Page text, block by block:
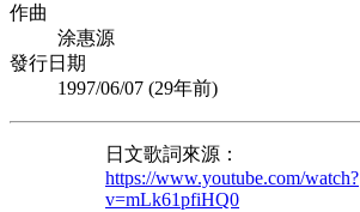
作曲
涂惠源
發行日期
1997/06/07 (29年前)
日文歌詞來源：
https://www.youtube.com/watch?
v=mLk61pfiHQ0